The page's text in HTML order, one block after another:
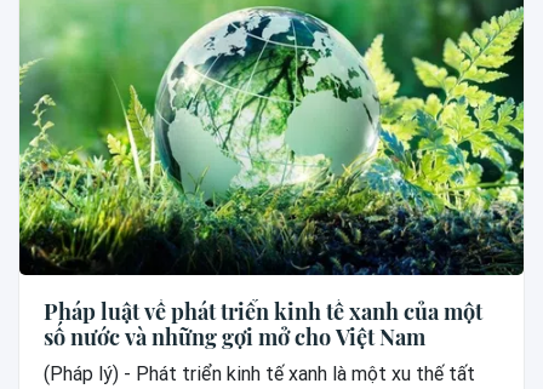
Pháp luật về phát triển kinh tế xanh của một
số nước và những gợi mở cho Việt Nam
(Pháp lý) - Phát triển kinh tế xanh là một xu thế tất